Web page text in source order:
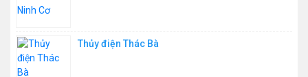
Thủy điện Thác Bà